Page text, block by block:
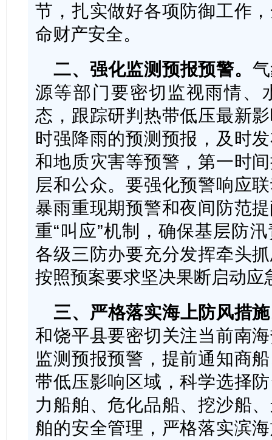
节，扎实做好各项防御工作
命财产安全。
二、强化监测预报预警。
源等部门要密切监视雨情、
态，跟踪研判热带低压最新
时强降雨的预测预报，及时
和地质灾害等预警，第一时
层和公众。要强化预警响应
暴雨重现期预警和夜间防范
重“叫应”机制，确保基层防
各级三防办要充分发挥牵头
按照预案要求坚决果断启动应
三、严格落实海上防风措
和饶平县要密切关注当前南
监测预报预警，提前通知商
带低压影响区域，科学选择
力船舶、危化品船、挖沙船
舶的安全管理，严格落实滨